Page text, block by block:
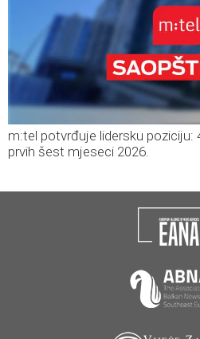
m:tel potvrđuje lidersku poziciju:
prvih šest mjeseci 2026.